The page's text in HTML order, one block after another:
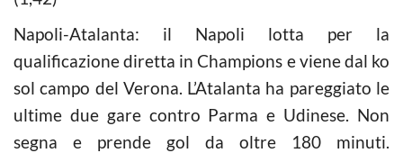
Napoli-Atalanta: il Napoli lotta per la
qualificazione diretta in Champions e viene dal ko
sol campo del Verona. L’Atalanta ha pareggiato le
ultime due gare contro Parma e Udinese. Non
segna e prende gol da oltre 180 minuti.